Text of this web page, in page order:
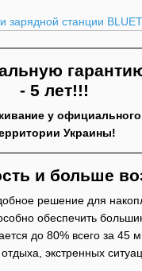
- 5 лет!!!
у официального
Украины!
и больше
решение для
обеспечить
до 80% всего за 45
экстренных